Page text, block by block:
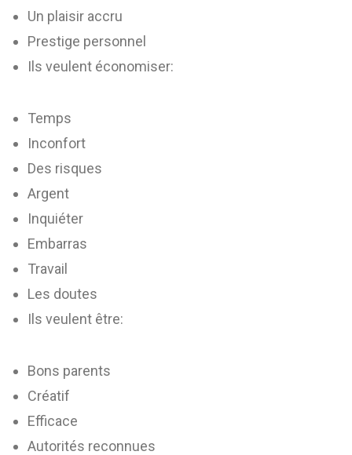
Un plaisir accru
Prestige personnel
Ils veulent économiser:
Temps
Inconfort
Des risques
Argent
Inquiéter
Embarras
Travail
Les doutes
Ils veulent être:
Bons parents
Créatif
Efficace
Autorités reconnues